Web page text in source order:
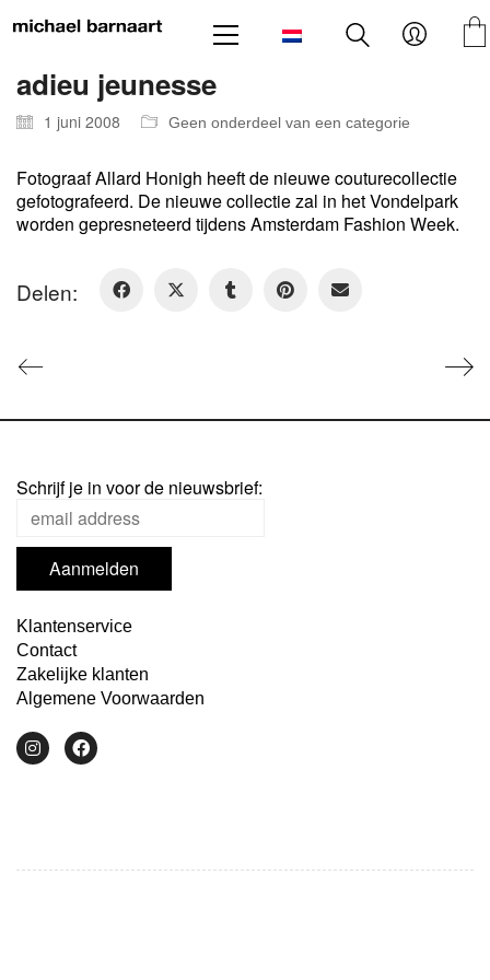
adieu jeunesse
1 juni 2008 Geen onderdeel van een categorie
Fotograaf Allard Honigh heeft de nieuwe couturecollectie
gefotografeerd. De nieuwe collectie zal in het Vondelpark
worden gepresneteerd tijdens Amsterdam Fashion Week.
Delen:
Schrijf je in voor de nieuwsbrief:
Klantenservice
Contact
Zakelijke klanten
Algemene Voorwaarden